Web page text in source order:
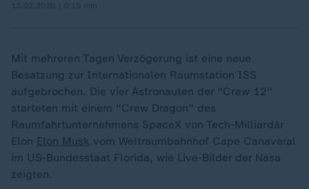
Mit mehreren Tagen Verzögerung ist eine neue
Besatzung zur Internationalen Raumstation ISS
aufgebrochen. Die vier Astronauten der "Crew 12"
starteten mit einem "Crew Dragon" des
Raumfahrtunternehmens SpaceX von Tech-Milliardär
Elon Elon Musk vom Weltraumbahnhof Cape Canaveral
im US-Bundesstaat Florida, wie Live-Bilder der Nasa
zeigten.